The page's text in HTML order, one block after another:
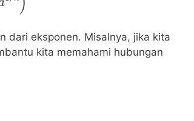
dari eksponen. Misalnya, jika kita
kita memahami hubungan